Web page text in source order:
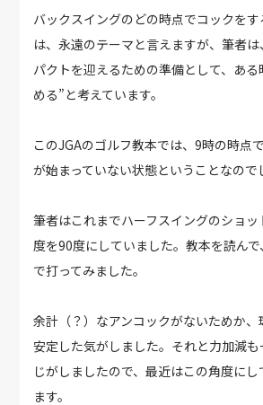
バックスイングのどの時点でコックを
は、永遠のテーマと言えますが、筆者
パクトを迎えるための準備として、あ
める”と考えています。
このJGAのゴルフ教本では、9時の時点
が始まっていない状態ということなので
筆者はこれまでハーフスイングのショ
度を90度にしていました。教本を読ん
で打ってみました。
余計（？）なアンコックがないためか、
安定した気がしました。それと力加減
じがしましたので、最近はこの角度に
ます。